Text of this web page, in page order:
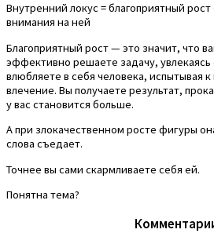
Внутренний локус = благоприятный
внимания на ней
Благоприятный рост — это значит, что
эффективно решаете задачу,
влюбляете в себя человека, испытывая
влечение. Вы получаете результат,
у вас становится больше.
А при злокачественном росте фигуры
слова съедает.
Точнее вы сами скармливаете себя ей.
Понятна тема?